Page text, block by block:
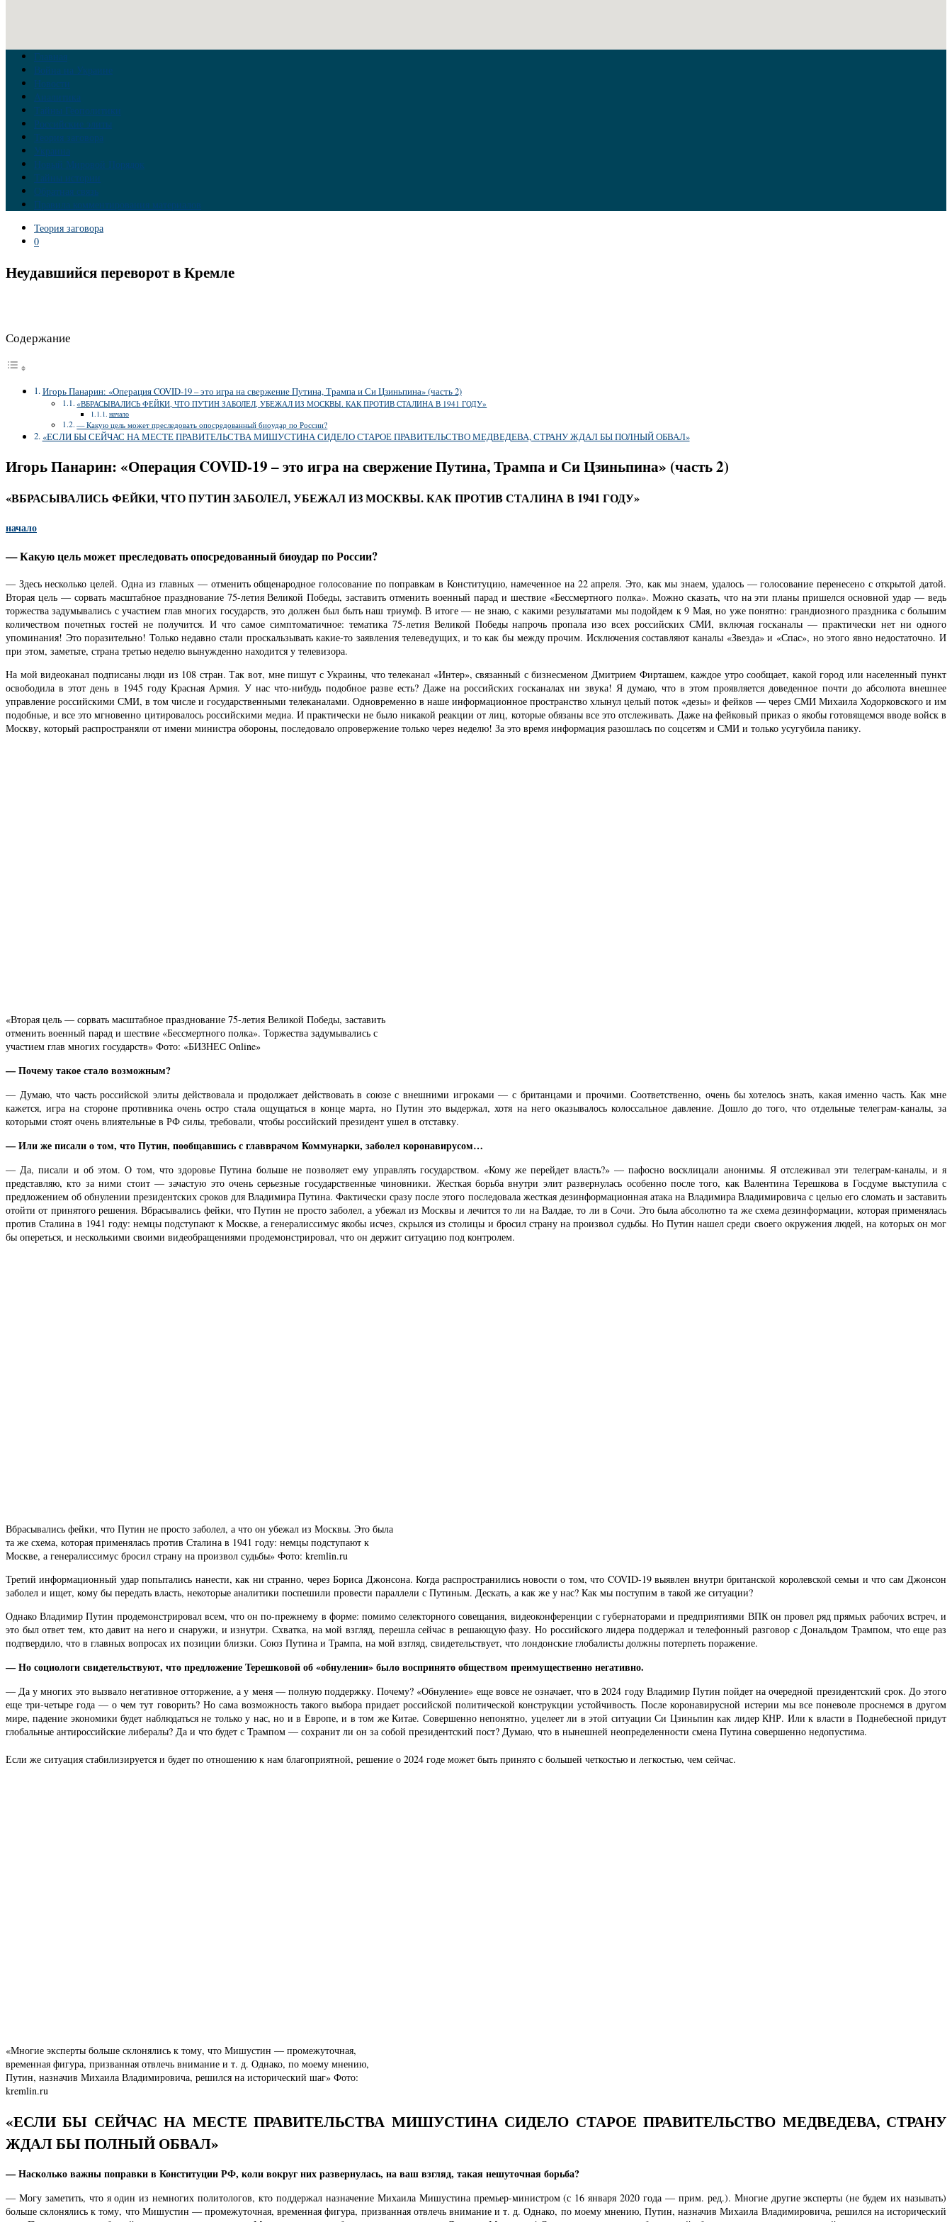
Главная
Война на Украине
Новости
Аналитика
Тайны Геополитики
Российские элиты
Теория заговора
Украина
Новый Мировой Порядок
Тайны истории
Обратная связь
Правила комментирования материалов
Теория заговора
0
Неудавшийся переворот в Кремле
Содержание
Игорь Панарин: «Операция COVID-19 – это игра на свержение Путина, Трампа и Си Цзиньпина» (часть 2)
«ВБРАСЫВАЛИСЬ ФЕЙКИ, ЧТО ПУТИН ЗАБОЛЕЛ, УБЕЖАЛ ИЗ МОСКВЫ. КАК ПРОТИВ СТАЛИНА В 1941 ГОДУ»
начало
— Какую цель может преследовать опосредованный биоудар по России?
«ЕСЛИ БЫ СЕЙЧАС НА МЕСТЕ ПРАВИТЕЛЬСТВА МИШУСТИНА СИДЕЛО СТАРОЕ ПРАВИТЕЛЬСТВО МЕДВЕДЕВА, СТРАНУ ЖДАЛ БЫ ПОЛНЫЙ ОБВАЛ»
Игорь Панарин: «Операция COVID-19 – это игра на свержение Путина, Трампа и Си Цзиньпина» (часть 2)
«ВБРАСЫВАЛИСЬ ФЕЙКИ, ЧТО ПУТИН ЗАБОЛЕЛ, УБЕЖАЛ ИЗ МОСКВЫ. КАК ПРОТИВ СТАЛИНА В 1941 ГОДУ»
начало
— Какую цель может преследовать опосредованный биоудар по России?
— Здесь несколько целей. Одна из главных — отменить общенародное голосование по поправкам в Конституцию, намеченное на 22 апреля. Это, как мы знаем, удалось — голосование перенесено с открытой датой.
Вторая цель — сорвать масштабное празднование 75-летия Великой Победы, заставить отменить военный парад и шествие «Бессмертного полка». Можно сказать, что на эти планы пришелся основной удар — ведь
торжества задумывались с участием глав многих государств, это должен был быть наш триумф. В итоге — не знаю, с какими результатами мы подойдем к 9 Мая, но уже понятно: грандиозного праздника с большим
количеством почетных гостей не получится. И что самое симптоматичное: тематика 75-летия Великой Победы напрочь пропала изо всех российских СМИ, включая госканалы — практически нет ни одного
упоминания! Это поразительно! Только недавно стали проскальзывать какие-то заявления телеведущих, и то как бы между прочим. Исключения составляют каналы «Звезда» и «Спас», но этого явно недостаточно. И
при этом, заметьте, страна третью неделю вынужденно находится у телевизора.
На мой видеоканал подписаны люди из 108 стран. Так вот, мне пишут с Украины, что телеканал «Интер», связанный с бизнесменом Дмитрием Фирташем, каждое утро сообщает, какой город или населенный пункт
освободила в этот день в 1945 году Красная Армия. У нас что-нибудь подобное разве есть? Даже на российских госканалах ни звука! Я думаю, что в этом проявляется доведенное почти до абсолюта внешнее
управление российскими СМИ, в том числе и государственными телеканалами. Одновременно в наше информационное пространство хлынул целый поток «дезы» и фейков — через СМИ Михаила Ходорковского и им
подобные, и все это мгновенно цитировалось российскими медиа. И практически не было никакой реакции от лиц, которые обязаны все это отслеживать. Даже на фейковый приказ о якобы готовящемся вводе войск в
Москву, который распространяли от имени министра обороны, последовало опровержение только через неделю! За это время информация разошлась по соцсетям и СМИ и только усугубила панику.
«Вторая цель — сорвать масштабное празднование 75-летия Великой Победы, заставить
отменить военный парад и шествие «Бессмертного полка». Торжества задумывались с
участием глав многих государств» Фото: «БИЗНЕС Online»
— Почему такое стало возможным?
— Думаю, что часть российской элиты действовала и продолжает действовать в союзе с внешними игроками — с британцами и прочими. Соответственно, очень бы хотелось знать, какая именно часть. Как мне
кажется, игра на стороне противника очень остро стала ощущаться в конце марта, но Путин это выдержал, хотя на него оказывалось колоссальное давление. Дошло до того, что отдельные телеграм-каналы, за
которыми стоят очень влиятельные в РФ силы, требовали, чтобы российский президент ушел в отставку.
— Или же писали о том, что Путин, пообщавшись с главврачом Коммунарки, заболел коронавирусом…
— Да, писали и об этом. О том, что здоровье Путина больше не позволяет ему управлять государством. «Кому же перейдет власть?» — пафосно восклицали анонимы. Я отслеживал эти телеграм-каналы, и я
представляю, кто за ними стоит — зачастую это очень серьезные государственные чиновники. Жесткая борьба внутри элит развернулась особенно после того, как Валентина Терешкова в Госдуме выступила с
предложением об обнулении президентских сроков для Владимира Путина. Фактически сразу после этого последовала жесткая дезинформационная атака на Владимира Владимировича с целью его сломать и заставить
отойти от принятого решения. Вбрасывались фейки, что Путин не просто заболел, а убежал из Москвы и лечится то ли на Валдае, то ли в Сочи. Это была абсолютно та же схема дезинформации, которая применялась
против Сталина в 1941 году: немцы подступают к Москве, а генералиссимус якобы исчез, скрылся из столицы и бросил страну на произвол судьбы. Но Путин нашел среди своего окружения людей, на которых он мог
бы опереться, и несколькими своими видеобращениями продемонстрировал, что он держит ситуацию под контролем.
Вбрасывались фейки, что Путин не просто заболел, а что он убежал из Москвы. Это была
та же схема, которая применялась против Сталина в 1941 году: немцы подступают к
Москве, а генералиссимус бросил страну на произвол судьбы» Фото: kremlin.ru
Третий информационный удар попытались нанести, как ни странно, через Бориса Джонсона. Когда распространились новости о том, что COVID-19 выявлен внутри британской королевской семьи и что сам Джонсон
заболел и ищет, кому бы передать власть, некоторые аналитики поспешили провести параллели с Путиным. Дескать, а как же у нас? Как мы поступим в такой же ситуации?
Однако Владимир Путин продемонстрировал всем, что он по-прежнему в форме: помимо селекторного совещания, видеоконференции с губернаторами и предприятиями ВПК он провел ряд прямых рабочих встреч, и
это был ответ тем, кто давит на него и снаружи, и изнутри. Схватка, на мой взгляд, перешла сейчас в решающую фазу. Но российского лидера поддержал и телефонный разговор с Дональдом Трампом, что еще раз
подтвердило, что в главных вопросах их позиции близки. Союз Путина и Трампа, на мой взгляд, свидетельствует, что лондонские глобалисты должны потерпеть поражение.
— Но социологи свидетельствуют, что предложение Терешковой об «обнулении» было воспринято обществом преимущественно негативно.
— Да у многих это вызвало негативное отторжение, а у меня — полную поддержку. Почему? «Обнуление» еще вовсе не означает, что в 2024 году Владимир Путин пойдет на очередной президентский срок. До этого
еще три-четыре года — о чем тут говорить? Но сама возможность такого выбора придает российской политической конструкции устойчивость. После коронавирусной истерии мы все поневоле проснемся в другом
мире, падение экономики будет наблюдаться не только у нас, но и в Европе, и в том же Китае. Совершенно непонятно, уцелеет ли в этой ситуации Си Цзиньпин как лидер КНР. Или к власти в Поднебесной придут
глобальные антироссийские либералы? Да и что будет с Трампом — сохранит ли он за собой президентский пост? Думаю, что в нынешней неопределенности смена Путина совершенно недопустима.
Если же ситуация стабилизируется и будет по отношению к нам благоприятной, решение о 2024 годе может быть принято с большей четкостью и легкостью, чем сейчас.
«Многие эксперты больше склонялись к тому, что Мишустин — промежуточная,
временная фигура, призванная отвлечь внимание и т. д. Однако, по моему мнению,
Путин, назначив Михаила Владимировича, решился на исторический шаг» Фото:
kremlin.ru
«ЕСЛИ БЫ СЕЙЧАС НА МЕСТЕ ПРАВИТЕЛЬСТВА МИШУСТИНА СИДЕЛО СТАРОЕ ПРАВИТЕЛЬСТВО МЕДВЕДЕВА, СТРАНУ
ЖДАЛ БЫ ПОЛНЫЙ ОБВАЛ»
— Насколько важны поправки в Конституции РФ, коли вокруг них развернулась, на ваш взгляд, такая нешуточная борьба?
— Могу заметить, что я один из немногих политологов, кто поддержал назначение Михаила Мишустина премьер-министром (с 16 января 2020 года — прим. ред.). Многие другие эксперты (не будем их называть)
больше склонялись к тому, что Мишустин — промежуточная, временная фигура, призванная отвлечь внимание и т. д. Однако, по моему мнению, Путин, назначив Михаила Владимировича, решился на исторический